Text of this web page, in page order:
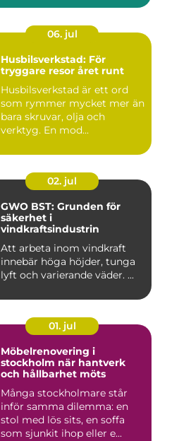
06. jul
Husbilsverkstad: För
tryggare resor året runt
Husbilsverkstad är ett ord
som rymmer mycket mer än
bara skruvar, olja och
verktyg. En mod...
02. jul
GWO BST: Grunden för
säkerhet i
vindkraftsindustrin
Att arbeta inom vindkraft
innebär höga höjder, tunga
lyft och varierande väder. ...
01. jul
Möbelrenovering i
stockholm när hantverk
och hållbarhet möts
Många stockholmare står
inför samma dilemma: en
stol med lös sits, en soffa
som sjunkit ihop eller e...